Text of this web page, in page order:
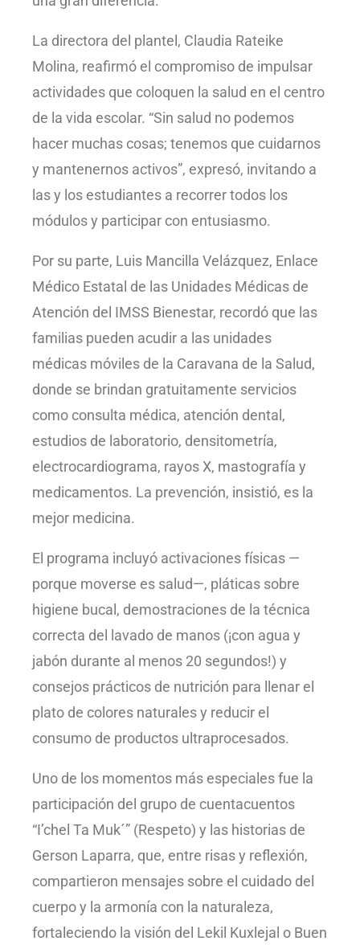
La directora del plantel, Claudia Rateike
Molina, reafirmó el compromiso de impulsar
actividades que coloquen la salud en el centro
de la vida escolar. “Sin salud no podemos
hacer muchas cosas; tenemos que cuidarnos
y mantenernos activos”, expresó, invitando a
las y los estudiantes a recorrer todos los
módulos y participar con entusiasmo.
Por su parte, Luis Mancilla Velázquez, Enlace
Médico Estatal de las Unidades Médicas de
Atención del IMSS Bienestar, recordó que las
familias pueden acudir a las unidades
médicas móviles de la Caravana de la Salud,
donde se brindan gratuitamente servicios
como consulta médica, atención dental,
estudios de laboratorio, densitometría,
electrocardiograma, rayos X, mastografía y
medicamentos. La prevención, insistió, es la
mejor medicina.
El programa incluyó activaciones físicas —
porque moverse es salud—, pláticas sobre
higiene bucal, demostraciones de la técnica
correcta del lavado de manos (¡con agua y
jabón durante al menos 20 segundos!) y
consejos prácticos de nutrición para llenar el
plato de colores naturales y reducir el
consumo de productos ultraprocesados.
Uno de los momentos más especiales fue la
participación del grupo de cuentacuentos
“I’chel Ta Muk´” (Respeto) y las historias de
Gerson Laparra, que, entre risas y reflexión,
compartieron mensajes sobre el cuidado del
cuerpo y la armonía con la naturaleza,
fortaleciendo la visión del Lekil Kuxlejal o Buen